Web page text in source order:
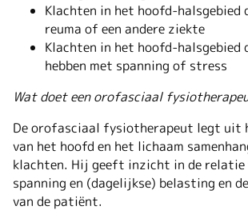
Klachten in het hoofd-halsgebied
reuma of een andere ziekte
Klachten in het hoofd-halsgebied
hebben met spanning of stress
Wat doet een orofasciaal
De orofasciaal fysiotherapeut legt uit
van het hoofd en het lichaam
klachten. Hij geeft inzicht in de relatie
spanning en (dagelijkse) belasting en
van de patiënt.